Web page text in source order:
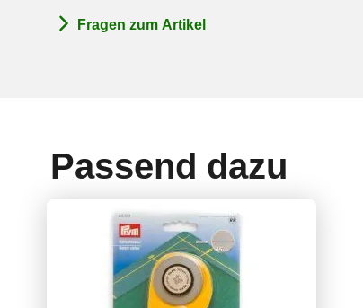
Fragen zum Artikel
Passend dazu